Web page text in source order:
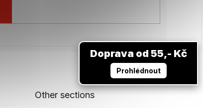
Other sections
Doprava od 55,- Kč
Prohlédnout